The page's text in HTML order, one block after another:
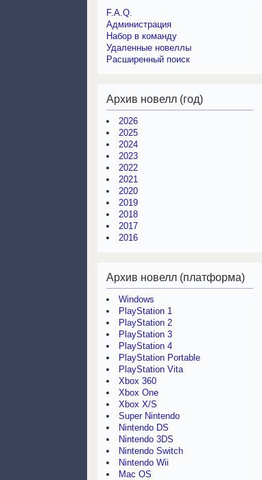
F.A.Q.
Администрация
Набор в команду
Удаленные новеллы
Расширенный поиск
Архив новелл (год)
2026
2025
2024
2023
2022
2021
2020
2019
2018
2017
2016
Архив новелл (платформа)
Windows
PlayStation 1
PlayStation 2
PlayStation 3
PlayStation 4
PlayStation Portable
PlayStation Vita
Xbox 360
Xbox One
Xbox X/S
Super Nintendo
Nintendo DS
Nintendo 3DS
Nintendo Switch
Nintendo Wii
Mac OS